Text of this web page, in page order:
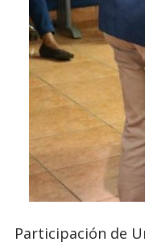
Participación de